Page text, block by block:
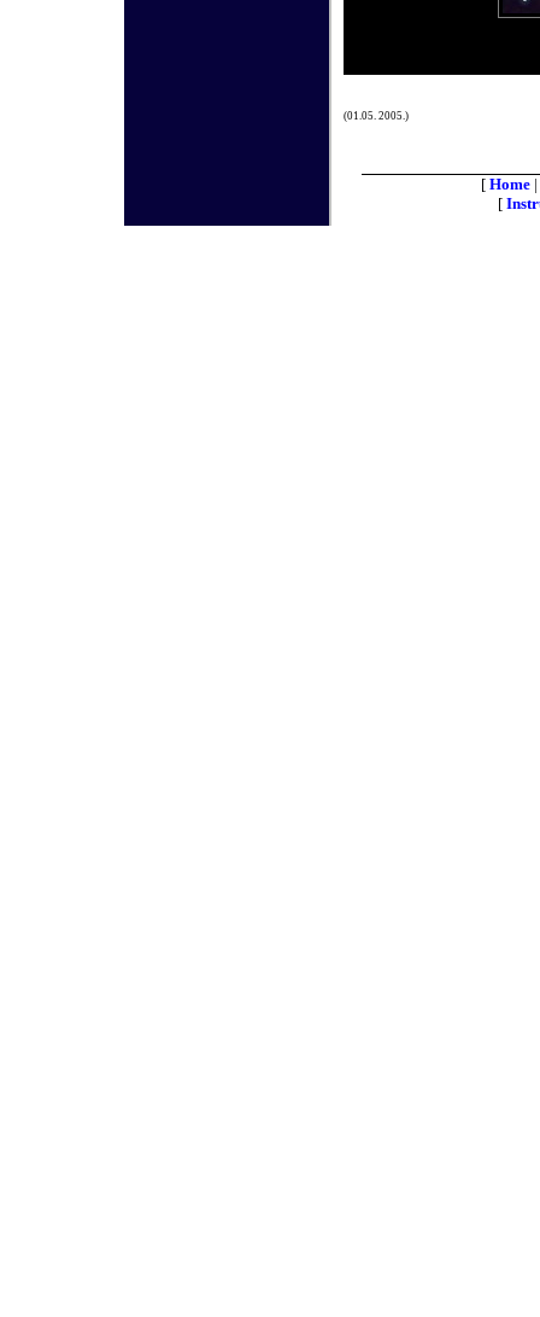
(01.05. 2005.)
[ Home|
[